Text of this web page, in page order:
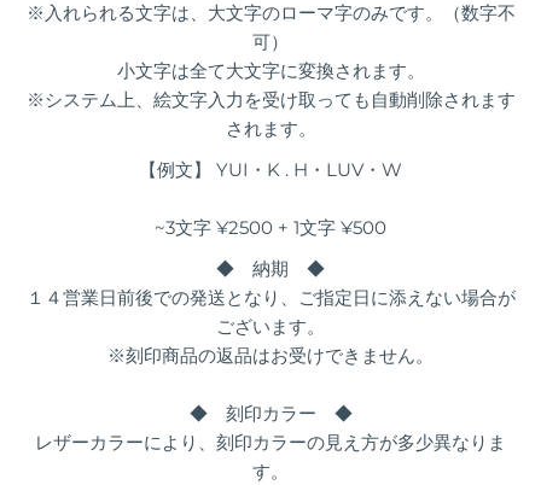
※入れられる文字は、大文字のローマ字のみです。（数字不
可）
小文字は全て大文字に変換されます。
※システム上、絵文字入力を受け取っても自動削除されます
されます。
【例文】 YUI・K . H・LUV・W
~3文字 ¥2500 + 1文字 ¥500
◆ 納期 ◆
１４営業日前後での発送となり、ご指定日に添えない場合が
ございます。
※刻印商品の返品はお受けできません。
◆ 刻印カラー ◆
レザーカラーにより、刻印カラーの見え方が多少異なりま
す。